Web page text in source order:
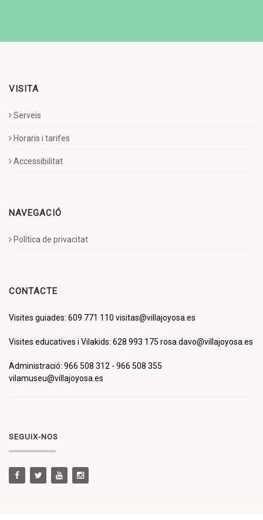
VISITA
Serveis
Horaris i tarifes
Accessibilitat
NAVEGACIÓ
Política de privacitat
CONTACTE
Visites guiades: 609 771 110 visitas@villajoyosa.es
Visites educatives i Vilakids: 628 993 175 rosa.davo@villajoyosa.es
Administració: 966 508 312 - 966 508 355
vilamuseu@villajoyosa.es
SEGUIX-NOS